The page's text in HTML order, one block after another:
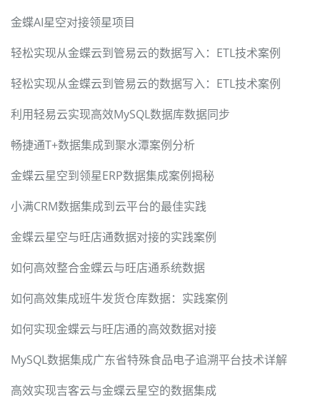
金蝶AI星空对接领星项目
轻松实现从金蝶云到管易云的数据写入：ETL技术案例
轻松实现从金蝶云到管易云的数据写入：ETL技术案例
利用轻易云实现高效MySQL数据库数据同步
畅捷通T+数据集成到聚水潭案例分析
金蝶云星空到领星ERP数据集成案例揭秘
小满CRM数据集成到云平台的最佳实践
金蝶云星空与旺店通数据对接的实践案例
如何高效整合金蝶云与旺店通系统数据
如何高效集成班牛发货仓库数据：实践案例
如何实现金蝶云与旺店通的高效数据对接
MySQL数据集成广东省特殊食品电子追溯平台技术详解
高效实现吉客云与金蝶云星空的数据集成